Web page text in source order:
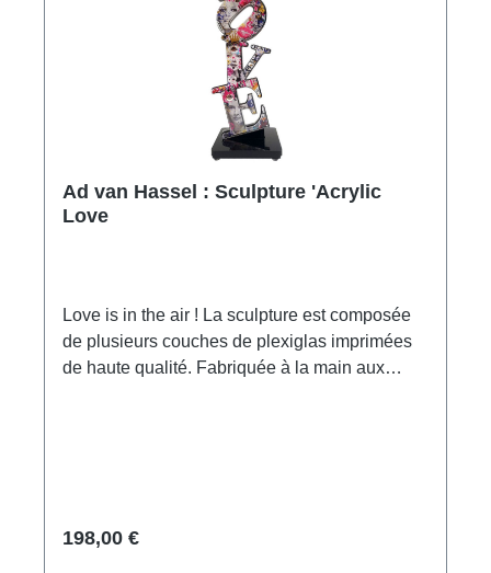
Ad van Hassel : Sculpture 'Acrylic
Love
Love is in the air ! La sculpture est composée
de plusieurs couches de plexiglas imprimées
de haute qualité. Fabriquée à la main aux
198,00 €